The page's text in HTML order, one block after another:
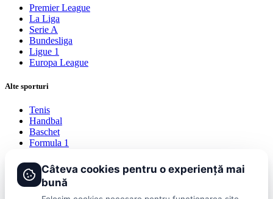
Premier League
La Liga
Serie A
Bundesliga
Ligue 1
Europa League
Alte sporturi
Tenis
Handbal
Baschet
Formula 1
Fotbal extern
DolceSport
Câteva cookies pentru o experiență mai
bună